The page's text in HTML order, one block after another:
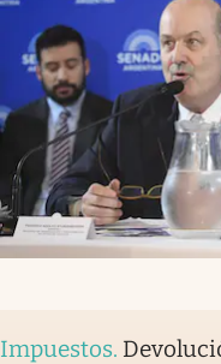
Impuestos.